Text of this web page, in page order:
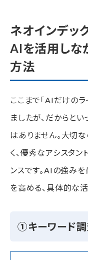
ネオインデッ
AIを活用しな
方法
ここまで「AIだけのラ
ましたが、だからと
はありません。大切
く、優秀なアシスタ
ンスです。AIの強み
を高める、具体的な
①キーワード調